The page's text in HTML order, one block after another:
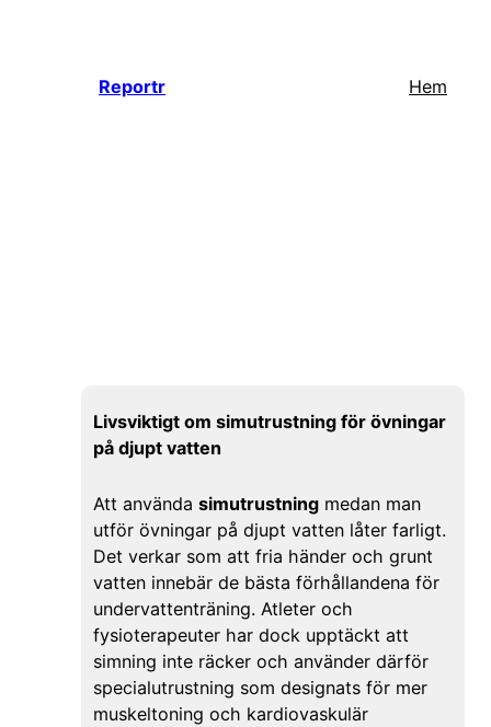
Reportr Hem
Livsviktigt om simutrustning för övningar
på djupt vatten
Att använda simutrustningmedan man
utför övningar på djupt vatten låter farligt.
Det verkar som att fria händer och grunt
vatten innebär de bästa förhållandena för
undervattenträning. Atleter och
fysioterapeuter har dock upptäckt att
simning inte räcker och använder därför
specialutrustning som designats för mer
muskeltoning och kardiovaskulär